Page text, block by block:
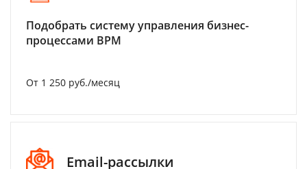
Подобрать систему управления бизнес-
процессами BPM
От 1 250 руб./месяц
Email-рассылки